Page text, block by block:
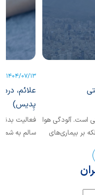
آلودگی هوا یک خطر شناخته‌شده برای سلامتی است. آلودگی هوا
بر بیماری‌های
در این باره
1404/07/13
علائم،
پِدیس)
فعالیت
سالم به